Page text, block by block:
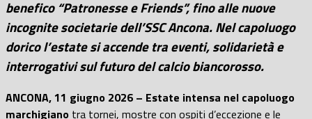
benefico “Patronesse e Friends”, fino alle nuove
incognite societarie dell’SSC Ancona. Nel capoluogo
dorico l’estate si accende tra eventi, solidarietà e
interrogativi sul futuro del calcio biancorosso.
ANCONA, 11 giugno 2026 – Estate intensa nel capoluogo
marchigiano tra tornei, mostre con ospiti d’eccezione e le